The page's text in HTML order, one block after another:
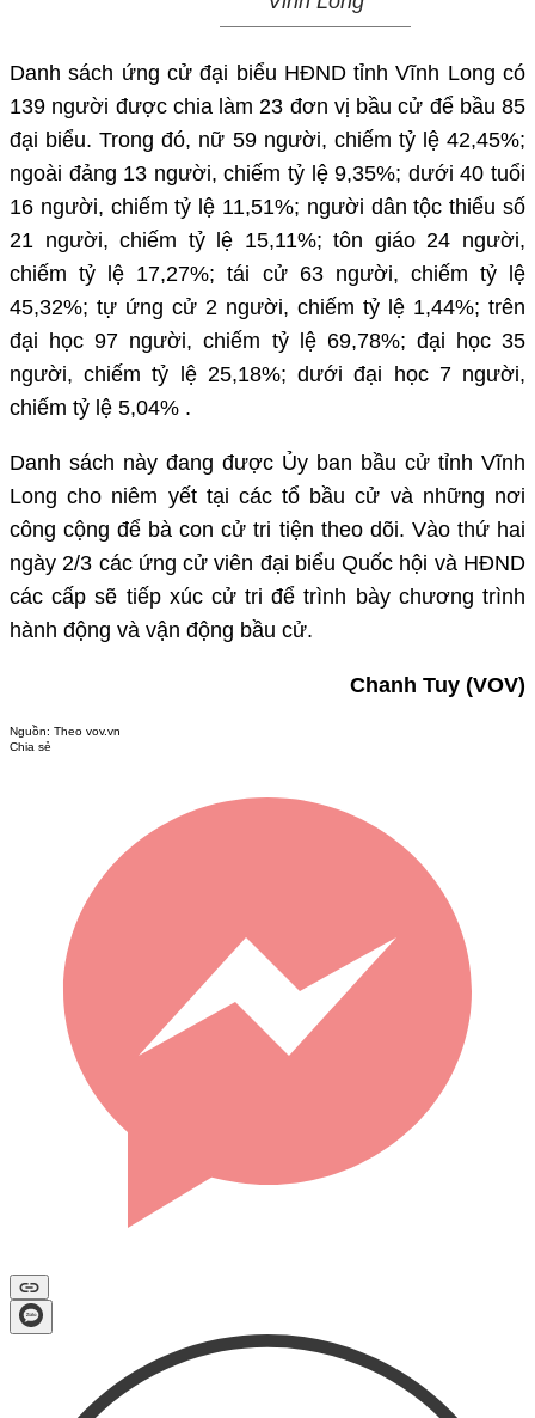
Danh sách ứng cử đại biểu HĐND tỉnh Vĩnh Long có
139 người được chia làm 23 đơn vị bầu cử để bầu 85
đại biểu. Trong đó, nữ 59 người, chiếm tỷ lệ 42,45%;
ngoài đảng 13 người, chiếm tỷ lệ 9,35%; dưới 40 tuổi
16 người, chiếm tỷ lệ 11,51%; người dân tộc thiểu số
21 người, chiếm tỷ lệ 15,11%; tôn giáo 24 người,
chiếm tỷ lệ 17,27%; tái cử 63 người, chiếm tỷ lệ
45,32%; tự ứng cử 2 người, chiếm tỷ lệ 1,44%; trên
đại học 97 người, chiếm tỷ lệ 69,78%; đại học 35
người, chiếm tỷ lệ 25,18%; dưới đại học 7 người,
chiếm tỷ lệ 5,04% .
Danh sách này đang được Ủy ban bầu cử tỉnh Vĩnh
Long cho niêm yết tại các tổ bầu cử và những nơi
công cộng để bà con cử tri tiện theo dõi. Vào thứ hai
ngày 2/3 các ứng cử viên đại biểu Quốc hội và HĐND
các cấp sẽ tiếp xúc cử tri để trình bày chương trình
hành động và vận động bầu cử.
Chanh Tuy (VOV)
Nguồn: Theo vov.vn
Chia sẻ